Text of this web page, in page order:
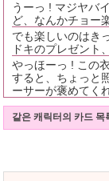
うーっ ! マジヤバ
ど、なんかチョー
でも楽しいのはき
ドキのプレゼント
やっほーっ ! この
すると、ちょっと
ーサーが褒めてく
같은 캐릭터의 카드 목